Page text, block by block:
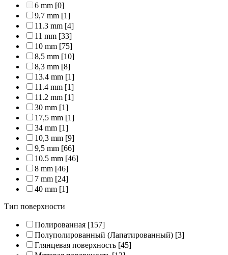
6 mm [0]
9,7 mm [1]
11.3 mm [4]
11 mm [33]
10 mm [75]
8,5 mm [10]
8,3 mm [8]
13.4 mm [1]
11.4 mm [1]
11.2 mm [1]
30 mm [1]
17,5 mm [1]
34 mm [1]
10,3 mm [9]
9,5 mm [66]
10.5 mm [46]
8 mm [46]
7 mm [24]
40 mm [1]
Тип поверхности
Полированная [157]
Полуполированный (Лапатированный) [3]
Глянцевая поверхность [45]